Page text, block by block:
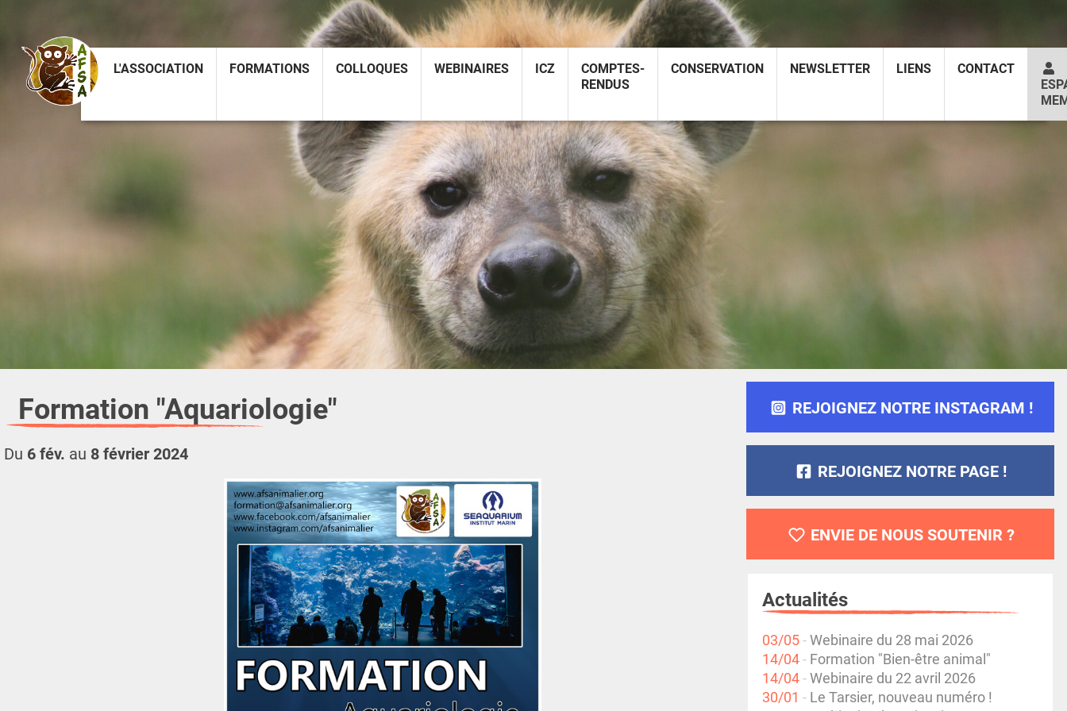
L'ASSOCIATION FORMATIONS COLLOQUES WEBINAIRES ICZ
COMPTES-
RENDUS
CONSERVATION NEWSLETTER LIENS
CONTACT
Formation "Aquariologie"
Du 6 fév. au 8 février 2024
REJOIGNEZ NOTRE INSTAGRAM !
REJOIGNEZ NOTRE PAGE !
ENVIE DE NOUS SOUTENIR ?
Actualités
03/05 Webinaire du 28 mai 2026
14/04 Formation "Bien-être animal"
14/04 Webinaire du 22 avril 2026
30/01
Le Tarsier, nouveau numéro !